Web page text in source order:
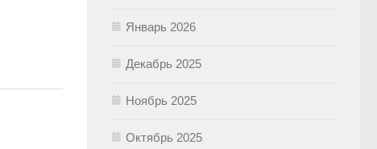
Январь 2026
Декабрь 2025
Ноябрь 2025
Октябрь 2025